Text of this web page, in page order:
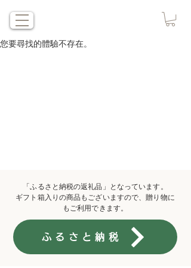
您要尋找的體驗不存在。
「ふるさと納税の返礼品」となっています。
​ギフト箱入りの商品もございますので、贈り物に
もご利用できます。
ふるさと納税